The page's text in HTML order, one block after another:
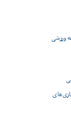
ورزشی